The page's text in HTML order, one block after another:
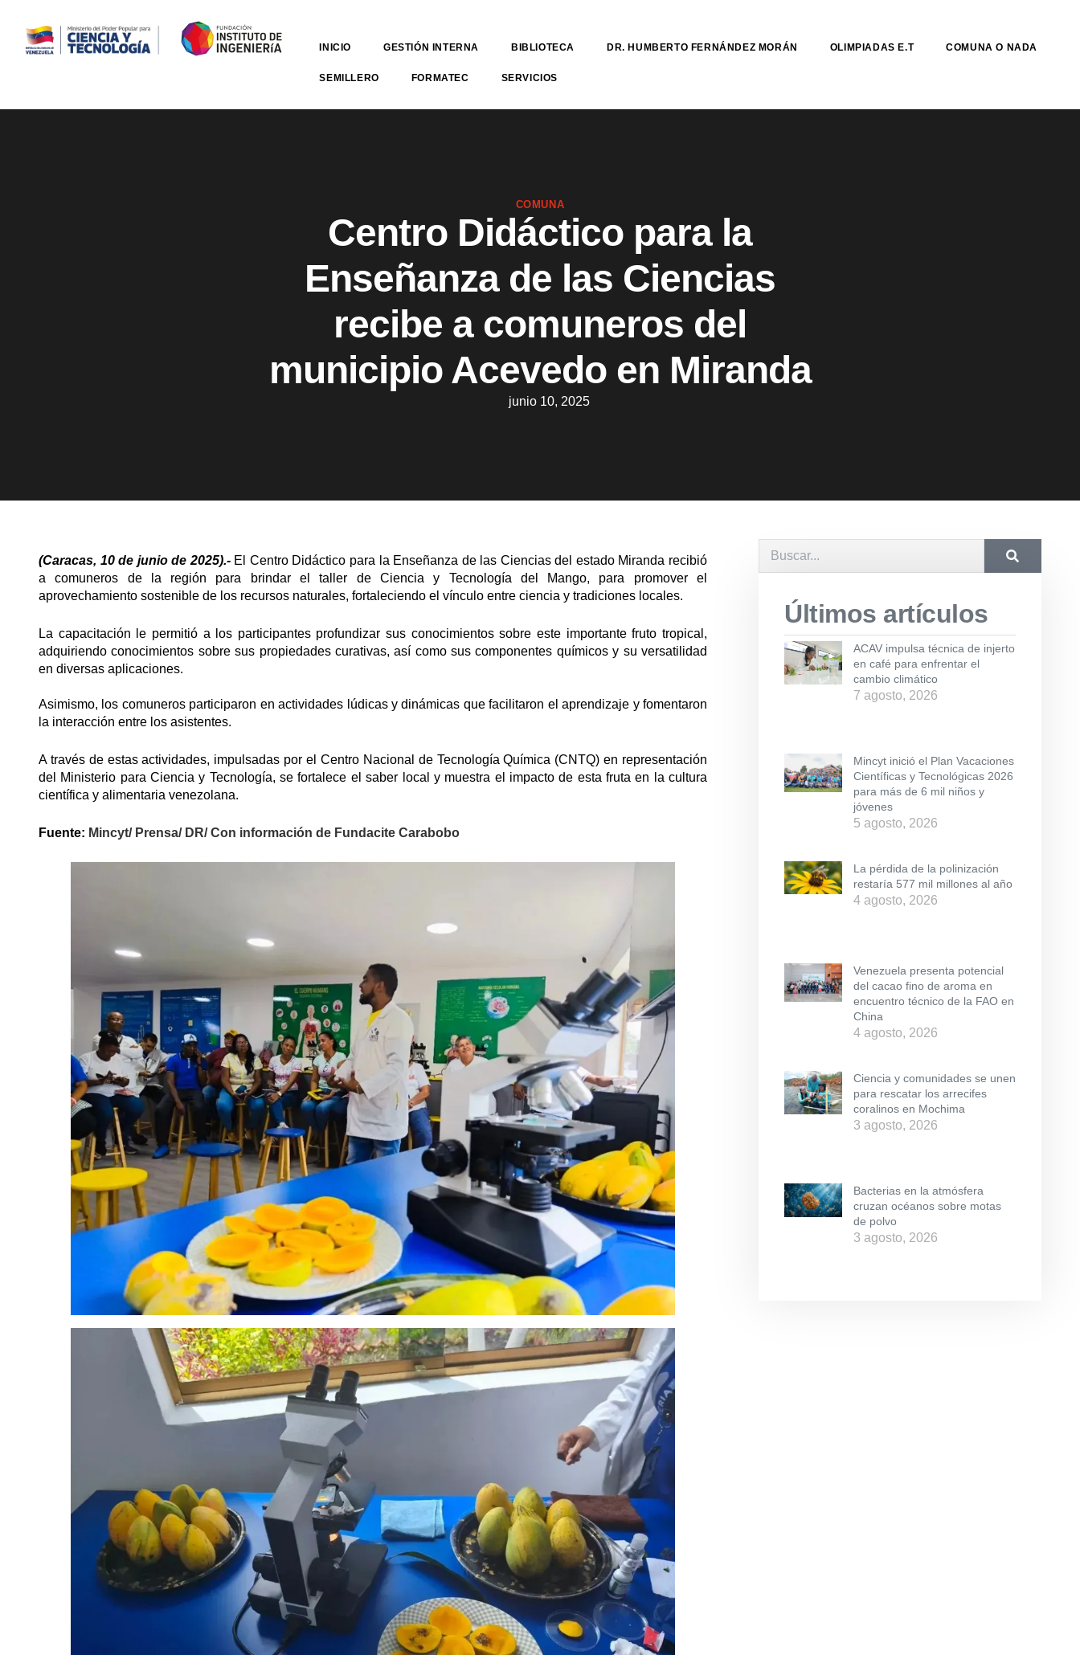
INICIO GESTIÓN INTERNA BIBLIOTECA DR. HUMBERTO FERNÁNDEZ MORÁN OLIMPIADAS E.T COMUNA O NADA
SEMILLERO FORMATEC SERVICIOS
COMUNA
Centro Didáctico para la
Enseñanza de las Ciencias
recibe a comuneros del
municipio Acevedo en Miranda
junio 10, 2025
(Caracas, 10 de junio de 2025).- El Centro Didáctico para la Enseñanza de las Ciencias del estado Miranda recibió
a comuneros de la región para brindar el taller de Ciencia y Tecnología del Mango, para promover el
aprovechamiento sostenible de los recursos naturales, fortaleciendo el vínculo entre ciencia y tradiciones locales.
La capacitación le permitió a los participantes profundizar sus conocimientos sobre este importante fruto tropical,
adquiriendo conocimientos sobre sus propiedades curativas, así como sus componentes químicos y su versatilidad
en diversas aplicaciones.
Asimismo, los comuneros participaron en actividades lúdicas y dinámicas que facilitaron el aprendizaje y fomentaron
la interacción entre los asistentes.
A través de estas actividades, impulsadas por el Centro Nacional de Tecnología Química (CNTQ) en representación
del Ministerio para Ciencia y Tecnología, se fortalece el saber local y muestra el impacto de esta fruta en la cultura
científica y alimentaria venezolana.
Fuente: Mincyt/ Prensa/ DR/ Con información de Fundacite Carabobo
Últimos artículos
ACAV impulsa técnica de injerto
en café para enfrentar el
cambio climático
7 agosto, 2026
Mincyt inició el Plan Vacaciones
Científicas y Tecnológicas 2026
para más de 6 mil niños y
jóvenes
5 agosto, 2026
La pérdida de la polinización
restaría 577 mil millones al año
4 agosto, 2026
Venezuela presenta potencial
del cacao fino de aroma en
encuentro técnico de la FAO en
China
4 agosto, 2026
Ciencia y comunidades se unen
para rescatar los arrecifes
coralinos en Mochima
3 agosto, 2026
Bacterias en la atmósfera
cruzan océanos sobre motas
de polvo
3 agosto, 2026